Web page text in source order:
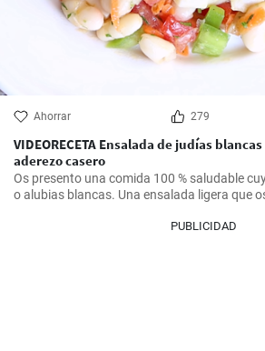
Ahorrar 279
VIDEORECETA Ensalada de judías
aderezo casero
Os presento una comida 100 % saludable
o alubias blancas. Una ensalada ligera que
PUBLICIDAD